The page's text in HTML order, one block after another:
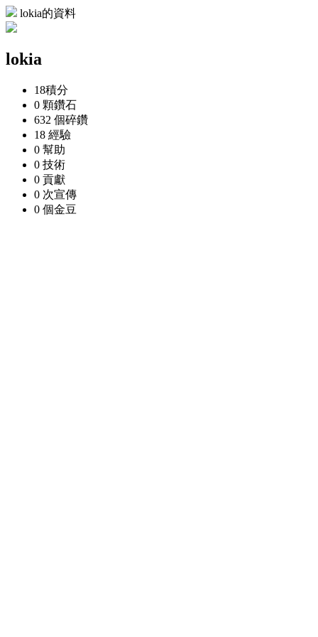
lokia的資料
lokia
18積分
0 顆鑽石
632 個碎鑽
18 經驗
0 幫助
0 技術
0 貢獻
0 次宣傳
0 個金豆